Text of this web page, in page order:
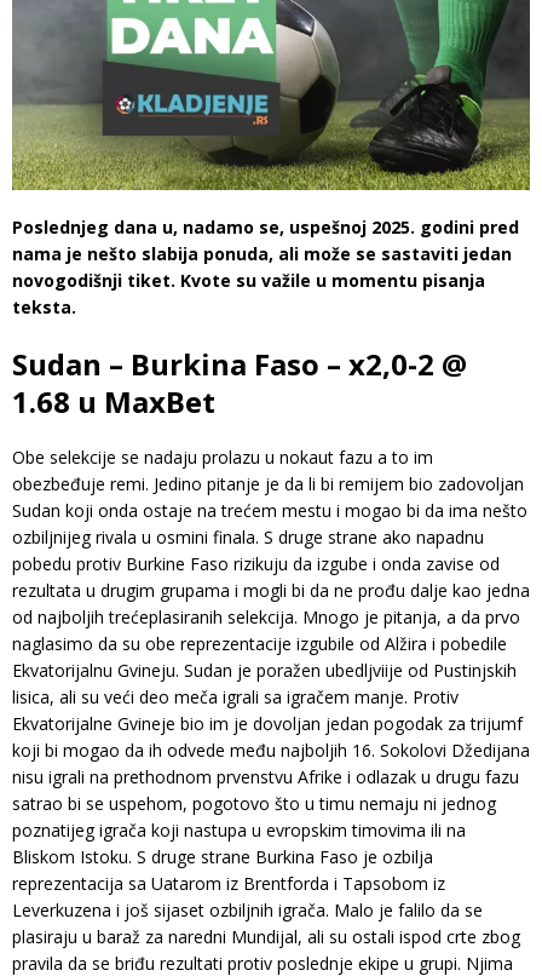
Poslednjeg dana u, nadamo se, uspešnoj 2025. godini pred
nama je nešto slabija ponuda, ali može se sastaviti jedan
novogodišnji tiket. Kvote su važile u momentu pisanja
teksta.
Sudan – Burkina Faso – x2,0-2 @
1.68 u MaxBet
Obe selekcije se nadaju prolazu u nokaut fazu a to im
obezbeđuje remi. Jedino pitanje je da li bi remijem bio zadovoljan
Sudan koji onda ostaje na trećem mestu i mogao bi da ima nešto
ozbiljnijeg rivala u osmini finala. S druge strane ako napadnu
pobedu protiv Burkine Faso rizikuju da izgube i onda zavise od
rezultata u drugim grupama i mogli bi da ne prođu dalje kao jedna
od najboljih trećeplasiranih selekcija. Mnogo je pitanja, a da prvo
naglasimo da su obe reprezentacije izgubile od Alžira i pobedile
Ekvatorijalnu Gvineju. Sudan je poražen ubedljviije od Pustinjskih
lisica, ali su veći deo meča igrali sa igračem manje. Protiv
Ekvatorijalne Gvineje bio im je dovoljan jedan pogodak za trijumf
koji bi mogao da ih odvede među najboljih 16. Sokolovi Džedijana
nisu igrali na prethodnom prvenstvu Afrike i odlazak u drugu fazu
satrao bi se uspehom, pogotovo što u timu nemaju ni jednog
poznatijeg igrača koji nastupa u evropskim timovima ili na
Bliskom Istoku. S druge strane Burkina Faso je ozbilja
reprezentacija sa Uatarom iz Brentforda i Tapsobom iz
Leverkuzena i još sijaset ozbiljnih igrača. Malo je falilo da se
plasiraju u baraž za naredni Mundijal, ali su ostali ispod crte zbog
pravila da se briđu rezultati protiv poslednje ekipe u grupi. Njima